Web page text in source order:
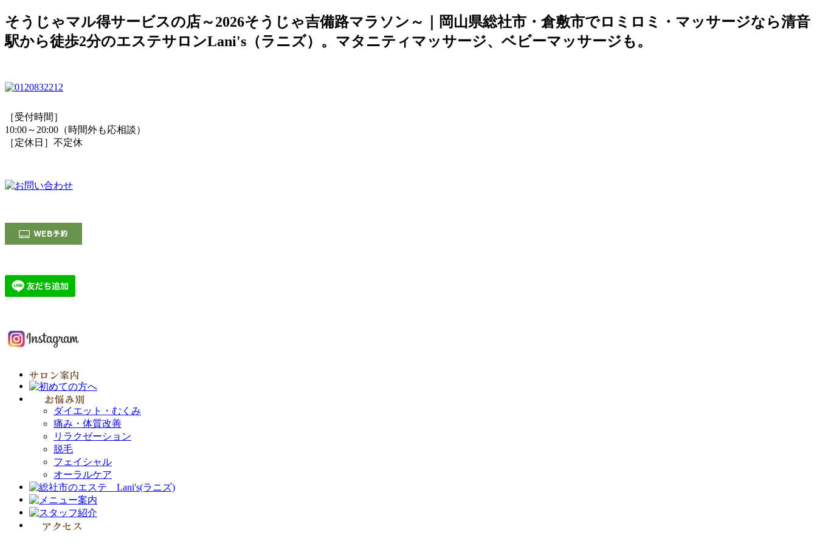
そうじゃマル得サービスの店～2026そうじゃ吉備路マラソン～｜岡山県総社市・倉敷市でロミロミ・マッサージなら清音
駅から徒歩2分のエステサロンLani's（ラニズ）。マタニティマッサージ、ベビーマッサージも。
［受付時間］
10:00～20:00（時間外も応相談）
［定休日］不定休
ダイエット・むくみ
痛み・体質改善
リラクゼーション
脱毛
フェイシャル
オーラルケア